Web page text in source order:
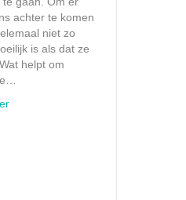
achter te komen
niet zo
is als dat ze
helpt om